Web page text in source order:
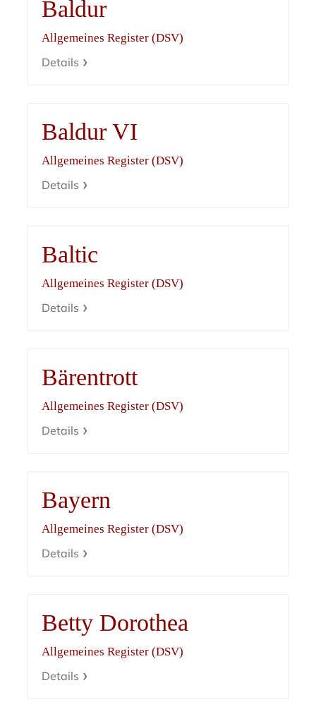
Baldur
Allgemeines Register (DSV)
Details
Baldur VI
Allgemeines Register (DSV)
Details
Baltic
Allgemeines Register (DSV)
Details
Bärentrott
Allgemeines Register (DSV)
Details
Bayern
Allgemeines Register (DSV)
Details
Betty Dorothea
Allgemeines Register (DSV)
Details